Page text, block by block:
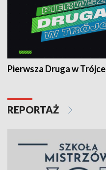
Pierwsza Druga w Trójce
REPORTAŻ